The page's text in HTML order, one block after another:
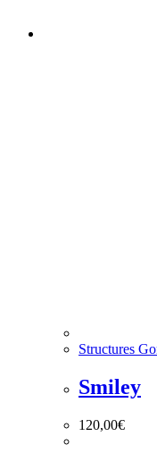
Structures
Smiley
120,00€